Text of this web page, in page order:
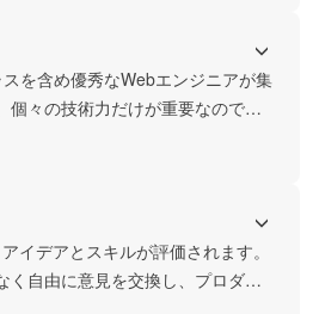
がプロダクトの成長に直結する、
！を含め優秀なWebエンジニアが集
個々の技術力だけが重要なのでは
えるチャレンジをしたい方、大歓
イデアとスキルが評価されます。
く自由に意見を交換し、プロダク